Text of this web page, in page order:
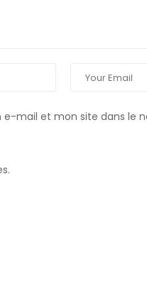
e-mail et mon site dans le